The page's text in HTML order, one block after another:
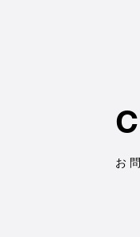
お